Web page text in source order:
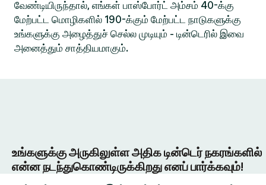
வேண்டியிருந்தால், எங்கள் பாஸ்போர்ட் அம்சம் 40-க்கு
மேற்பட்ட மொழிகளில் 190-க்கும் மேற்பட்ட நாடுகளுக்கு
உங்களுக்கு அழைத்துச் செல்ல முடியும் - டின்டெரில் இவை
அனைத்தும் சாத்தியமாகும்.
உங்களுக்கு அருகிலுள்ள அதிக டின்டெர் நகரங்களில்
என்ன நடந்துகொண்டிருக்கிறது எனப் பார்க்கவும்!